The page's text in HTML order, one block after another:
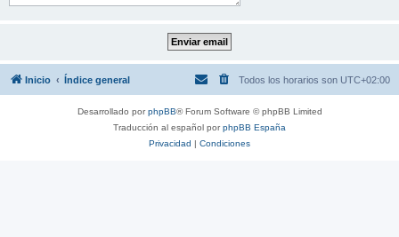
Inicio Índice general Todos los horarios son UTC+02:00
Desarrollado porphpBB® Forum Software © phpBB Limited
Traducción al español porphpBB España
Privacidad | Condiciones